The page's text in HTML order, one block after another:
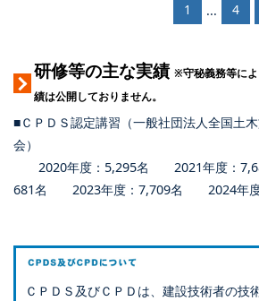
1 ... 4
研修等の主な実績 ※守秘義務等に
績は公開しておりません。
■ＣＰＤＳ認定講習（一般社団法人全国土
会）
2020年度：5,295名 2021年度：
681名 2023年度：7,709名 2024年度
ＣＰＤＳ及びＣＰＤは、建設技術者の技